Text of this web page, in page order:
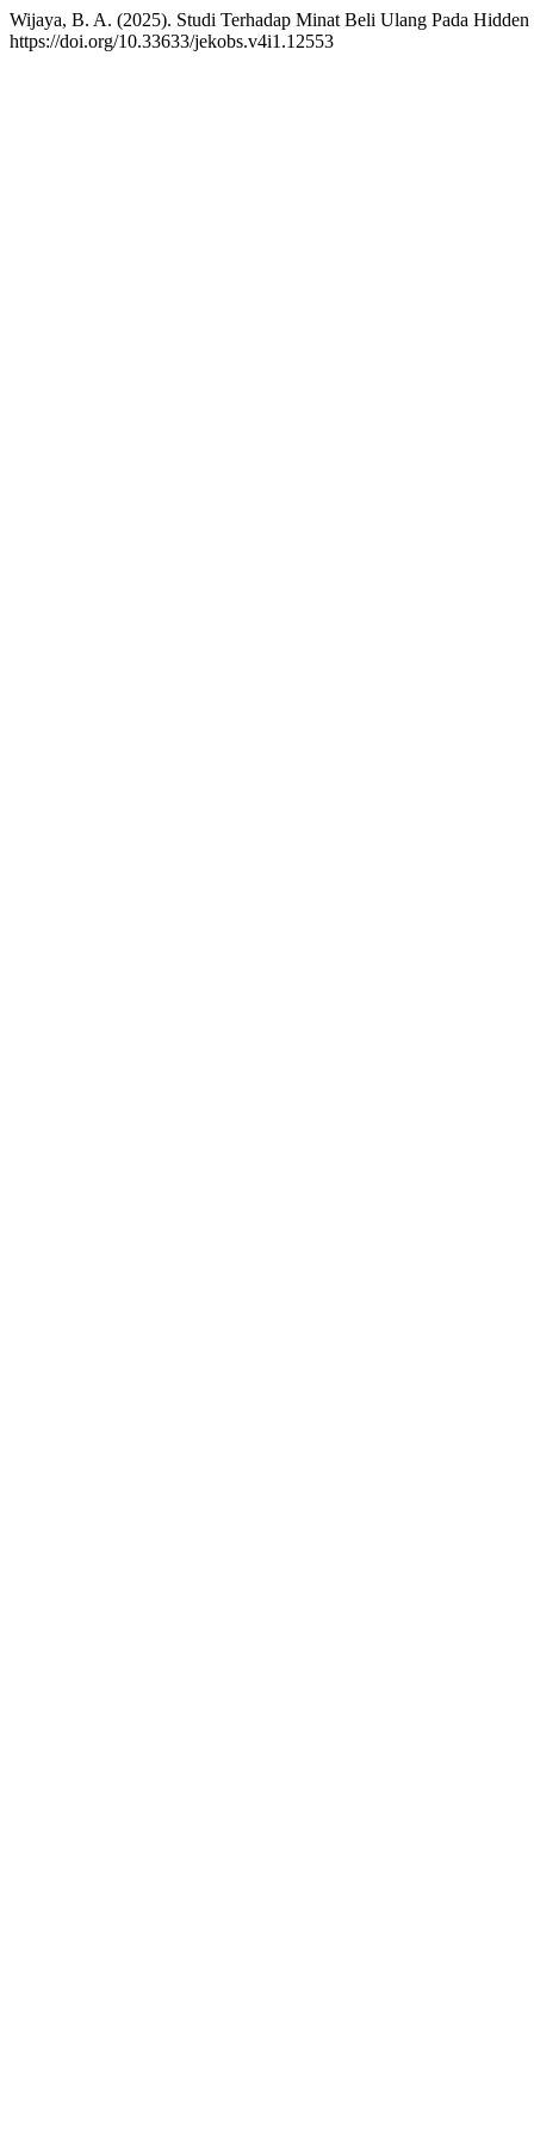
Wijaya, B. A. (2025). Studi Terhadap Minat Beli Ulang Pada
https://doi.org/10.33633/jekobs.v4i1.12553